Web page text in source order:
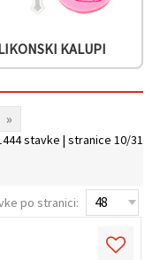
KALUPI
»
stavke | stranice 10/31
po stranici: